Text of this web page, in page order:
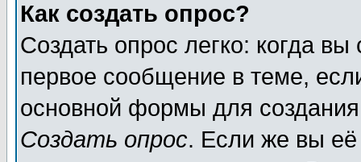
Как создать опрос?
Создать опрос легко: когда
первое сообщение в теме,
основной формы для
Создать опрос. Если же вы её